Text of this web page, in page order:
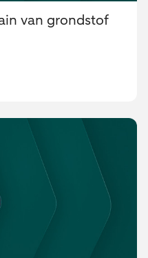
van grondstof